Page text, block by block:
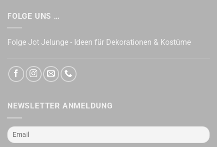
FOLGE UNS …
Folge Jot Jelunge - Ideen für Dekorationen & Kostüme
NEWSLETTER ANMELDUNG